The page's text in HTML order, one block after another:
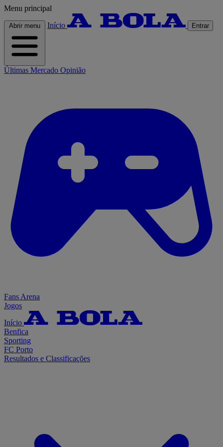
Menu principal
Abrir menu Início Entrar
Últimas Mercado Opinião
Fans Arena
Jogos
Início
Benfica
Sporting
FC Porto
Resultados e Classificações